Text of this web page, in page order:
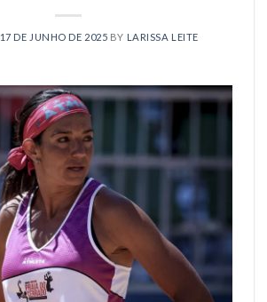
17 DE JUNHO DE 2025 BY LARISSA LEITE